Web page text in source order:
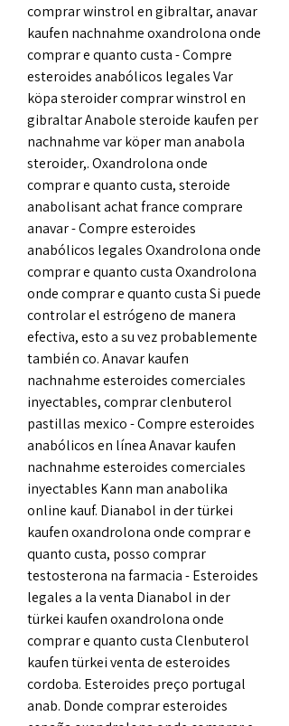
comprar winstrol en gibraltar, anavar
kaufen nachnahme oxandrolona onde
comprar e quanto custa - Compre
esteroides anabólicos legales Var
köpa steroider comprar winstrol en
gibraltar Anabole steroide kaufen per
nachnahme var köper man anabola
steroider,. Oxandrolona onde
comprar e quanto custa, steroide
anabolisant achat france comprare
anavar - Compre esteroides
anabólicos legales Oxandrolona onde
comprar e quanto custa Oxandrolona
onde comprar e quanto custa Si puede
controlar el estrógeno de manera
efectiva, esto a su vez probablemente
también co. Anavar kaufen
nachnahme esteroides comerciales
inyectables, comprar clenbuterol
pastillas mexico - Compre esteroides
anabólicos en línea Anavar kaufen
nachnahme esteroides comerciales
inyectables Kann man anabolika
online kauf. Dianabol in der türkei
kaufen oxandrolona onde comprar e
quanto custa, posso comprar
testosterona na farmacia - Esteroides
legales a la venta Dianabol in der
türkei kaufen oxandrolona onde
comprar e quanto custa Clenbuterol
kaufen türkei venta de esteroides
cordoba. Esteroides preço portugal
anab. Donde comprar esteroides